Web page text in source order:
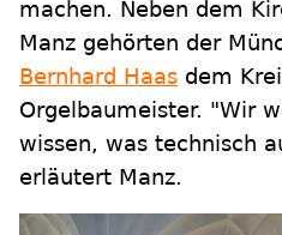
machen. Neben dem
Manz gehörten der
Bernhard Haas dem
Orgelbaumeister. "Wir
wissen, was technisch
erläutert Manz.